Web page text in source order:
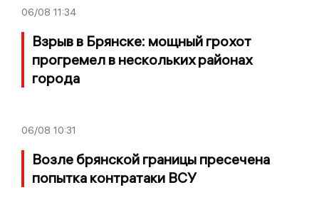
06/08 11:34
Взрыв в Брянске: мощный грохот
прогремел в нескольких районах
города
06/08 10:31
Возле брянской границы пресечена
попытка контратаки ВСУ